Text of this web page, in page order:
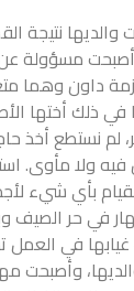
من متلازمة
أختها الأصغر
نستطع أخذ
فيه ولا
بأي شيء
في حر الصيف
غيابها في
وأصبحت